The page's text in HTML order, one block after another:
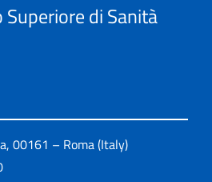
di Sanità
00161 – Roma (Italy)